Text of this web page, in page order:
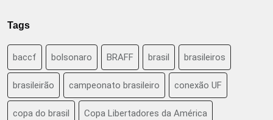
Tags
baccf bolsonaro BRAFF brasil brasileiros
brasileirão campeonato brasileiro conexão UF
copa do brasil Copa Libertadores da América